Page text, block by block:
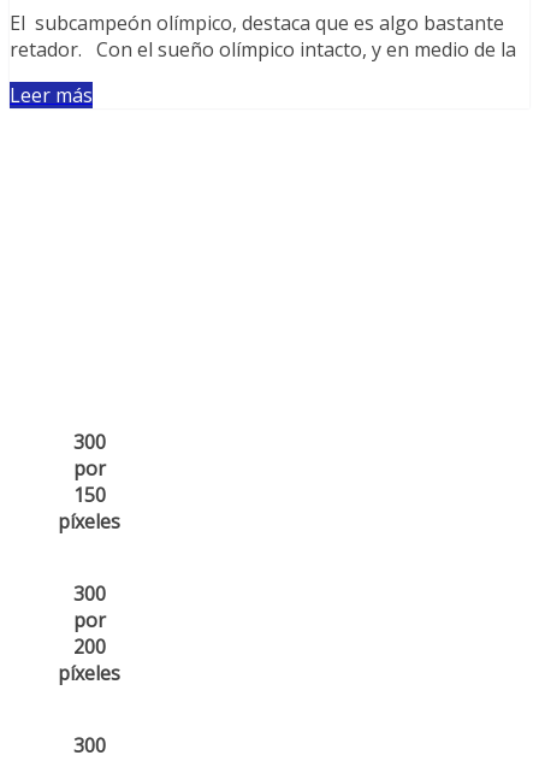
El subcampeón olímpico, destaca que es algo bastante
retador. Con el sueño olímpico intacto, y en medio de la
Leer más
300
por
150
píxeles
300
por
200
píxeles
300